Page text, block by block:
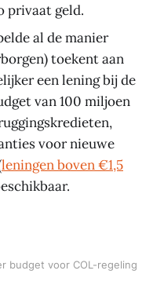
privaat geld.
al de manier
toekent aan
een lening bij de
van 100 miljoen
voor nieuwe
leningen boven €1,5
budget voor COL-regeling